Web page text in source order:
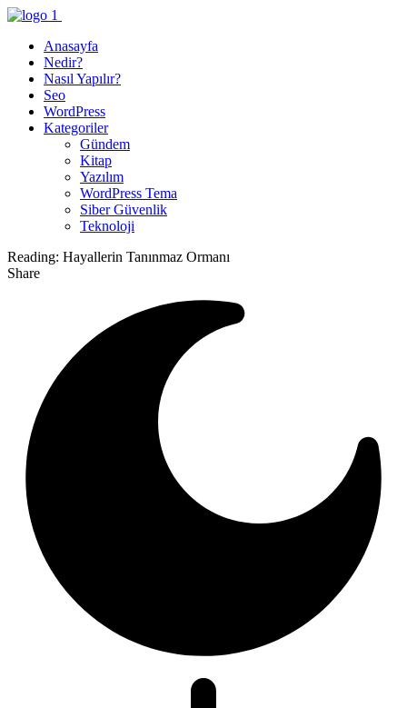
Anasayfa
Nedir?
Nasıl Yapılır?
Seo
WordPress
Kategoriler
Gündem
Kitap
Yazılım
WordPress Tema
Siber Güvenlik
Teknoloji
Reading: Hayallerin Tanınmaz Ormanı
Share